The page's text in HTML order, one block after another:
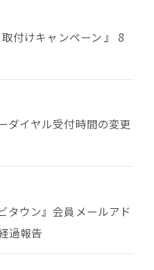
付けキャンペーン 』 8
イヤル受付時間の変更
タウン』会員メールアド
過報告